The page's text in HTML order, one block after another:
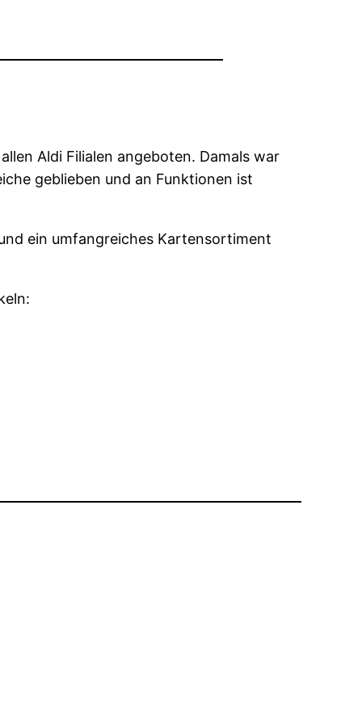
Aldi Filialen angeboten. Damals war
geblieben und an Funktionen ist
ein umfangreiches Kartensortiment